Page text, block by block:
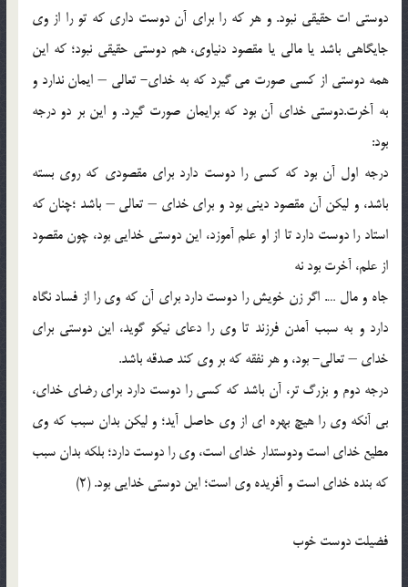
دوستي ات حقيقي نبود. و هر که را براي آن دوست داري که تو را از وي
جايگاهي باشد يا مالي يا مقصود دنياوي، هم دوستي حقيقي نبود؛ که اين
همه دوستي از کسي صورت مي گيرد که به خداي- تعالي – ايمان ندارد و
به آخرت.دوستي خداي آن بود که برايمان صورت گيرد. و اين بر دو درجه
بود:
درجه اول آن بود که کسي را دوست دارد براي مقصودي که روي بسته
باشد، و ليکن آن مقصود ديني بود و براي خداي – تعالي – باشد ؛چنان که
استاد را دوست دارد تا از او علم آموزد، اين دوستي خدايي بود، چون مقصود
از علم، آخرت بود نه
جاه و مال …. اگر زن خويش را دوست دارد براي آن که وي را از فساد نگاه
دارد و به سبب آمدن فرزند تا وي را دعاي نيکو گويد، اين دوستي براي
خداي – تعالي- بود، و هر نفقه که بر وي کند صدقه باشد.
درجه دوم و بزرگ تر، آن باشد که کسي را دوست دارد براي رضاي خداي،
بي آنکه وي را هيچ بهره اي از وي حاصل آيد؛ و ليکن بدان سبب که وي
مطيع خداي است ودوستدار خداي است، وي را دوست دارد؛ بلکه بدان سبب
که بنده خداي است و آفريده وي است؛ اين دوستي خدايي بود. (2)
فضيلت دوست خوب